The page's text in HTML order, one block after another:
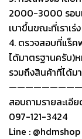
2000-3000 รอบ
เบาขึ้นขณะที่เราเ
4. ตรวจสอบที่แร็ค
ได้มาตรฐานครับ)
รวมถึงสินค้าที่ได้
สอบถามรายละเอี
097-121-3424
Line : @hdmshop